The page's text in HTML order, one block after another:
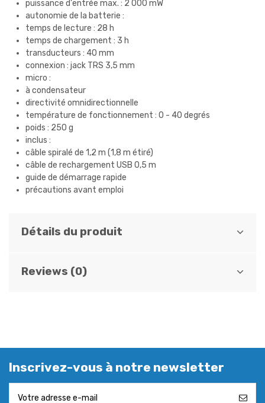
puissance d'entrée max. : 2 000 mW
autonomie de la batterie :
temps de lecture : 28 h
temps de chargement : 3 h
transducteurs : 40 mm
connexion : jack TRS 3,5 mm
micro :
à condensateur
directivité omnidirectionnelle
température de fonctionnement : 0 - 40 degrés
poids : 250 g
inclus :
câble spiralé de 1,2 m (1,8 m étiré)
câble de rechargement USB 0,5 m
guide de démarrage rapide
précautions avant emploi
Détails du produit
Reviews (0)
Inscrivez-vous à notre newsletter